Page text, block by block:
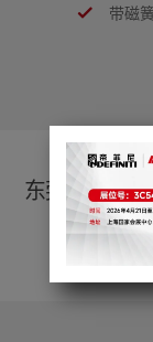
带磁
东莞市帝菲